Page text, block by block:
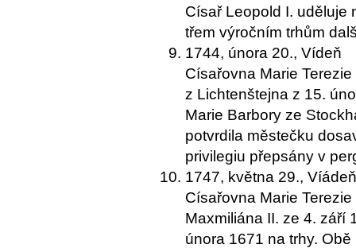
Císař Leopold I. uděluje
třem výročním trhům
1744, února 20., Vídeň
Císařovna Marie
z Lichtenštejna z 15.
Marie Barbory ze
potvrdila městečku
privilegiu přepsány v
1747, května 29., Víádeň
Císařovna Marie
Maxmiliána II. ze 4. září
února 1671 na trhy.